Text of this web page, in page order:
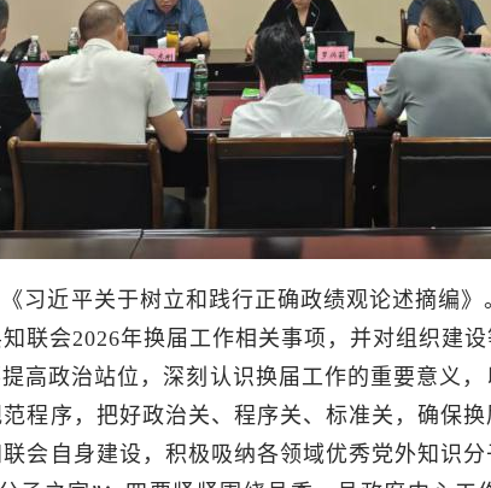
习近平关于树立和践行正确政绩观论述摘编
联会2026年换届工作相关事项，并对组织建设
高政治站位，深刻认识换届工作的重要意义
程序，把好政治关、程序关、标准关，确保
会自身建设，积极吸纳各领域优秀党外知识